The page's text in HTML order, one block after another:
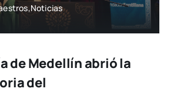
de Medellín abrió la
del